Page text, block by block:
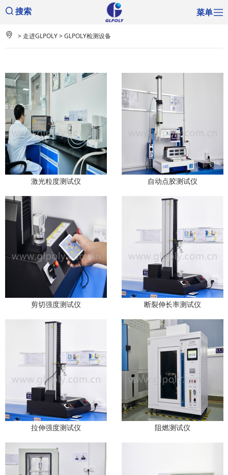
搜索 菜单
> 走进GLPOLY>GLPOLY检测设备
激光粒度测试仪 自动点胶测试仪
剪切强度测试仪 断裂伸长率测试仪
拉伸强度测试仪 阻燃测试仪